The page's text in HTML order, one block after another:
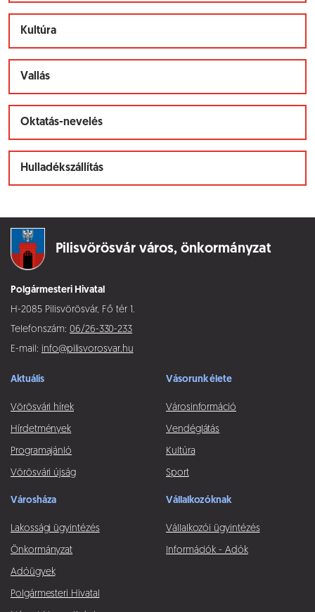
Kultúra
Vallás
Oktatás-nevelés
Hulladékszállítás
Pilisvörösvár város, önkormányzat
Polgármesteri Hivatal
H-2085 Pilisvörösvár, Fő tér 1.
Telefonszám: 06/26-330-233
E-mail: info@pilisvorosvar.hu
Aktuális
Vörösvári hírek
Hírdetmények
Programajánló
Vörösvári újság
Vásorunk élete
Városinformáció
Vendéglátás
Kultúra
Sport
Városháza
Lakossági ügyintézés
Önkormányzat
Adóügyek
Polgármesteri Hivatal
Vállalkozóknak
Vállalkozói ügyintézés
Információk - Adók